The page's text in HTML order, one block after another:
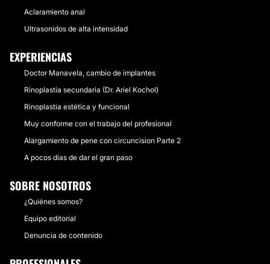
Aclaramiento anal
Ultrasonidos de alta intensidad
EXPERIENCIAS
Doctor Manavela, cambio de implantes
Rinoplastia secundaria (Dr. Ariel Kochol)
Rinoplastia estética y funcional
Muy conforme con el trabajo del profesional
Alargamiento de pene con circuncision Parte 2
A pocos dias de dar el gran paso
SOBRE NOSOTROS
¿Quiénes somos?
Equipo editorial
Denuncia de contenido